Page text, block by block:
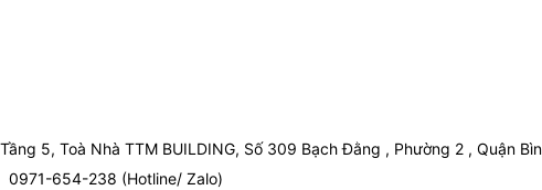
Tầng 5, Toà Nhà TTM BUILDING, Số 309 Bạch Đằng , Phường 2 , Quận
0971-654-238 (Hotline/ Zalo)